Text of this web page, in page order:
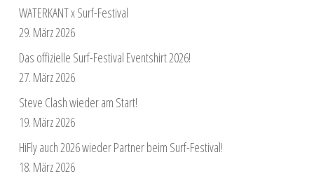
WATERKANT x Surf-Festival
29. März 2026
Das offizielle Surf-Festival Eventshirt 2026!
27. März 2026
Steve Clash wieder am Start!
19. März 2026
HiFly auch 2026 wieder Partner beim Surf-Festival!
18. März 2026